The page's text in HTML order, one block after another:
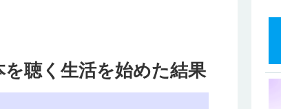
聴く生活を始めた結果